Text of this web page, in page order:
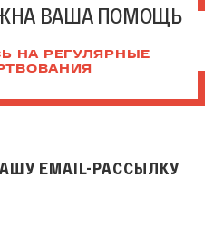
ВАША ПОМОЩЬ
НА РЕГУЛЯРНЫЕ
EMAIL-РАССЫЛКУ